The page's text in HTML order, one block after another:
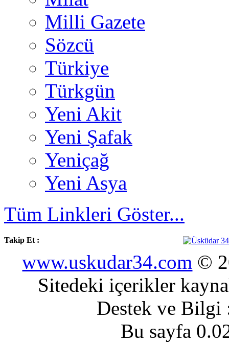
Milli Gazete
Sözcü
Türkiye
Türkgün
Yeni Akit
Yeni Şafak
Yeniçağ
Yeni Asya
Tüm Linkleri Göster...
Takip Et :
www.uskudar34.com ©
Sitedeki içerikler
Destek ve
Bu sayfa